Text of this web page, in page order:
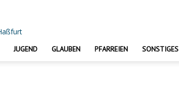
JUGEND GLAUBEN PFARREIEN SONSTIGES